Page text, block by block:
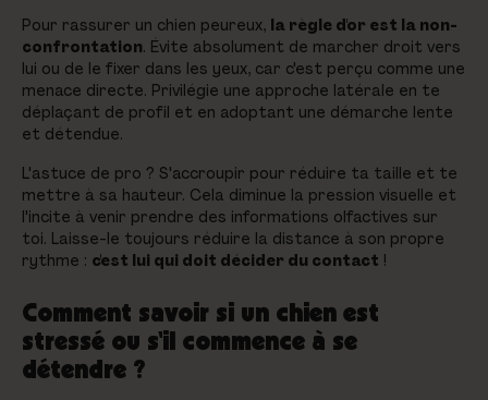
Pour rassurer un chien peureux, la règle d'or est la non-
confrontation. Évite absolument de marcher droit vers
lui ou de le fixer dans les yeux, car c'est perçu comme une
menace directe. Privilégie une approche latérale en te
déplaçant de profil et en adoptant une démarche lente
et détendue.
L'astuce de pro ? S'accroupir pour réduire ta taille et te
mettre à sa hauteur. Cela diminue la pression visuelle et
l'incite à venir prendre des informations olfactives sur
toi. Laisse-le toujours réduire la distance à son propre
rythme : c'est lui qui doit décider du contact !
Comment savoir si un chien est
stressé ou s'il commence à se
détendre ?